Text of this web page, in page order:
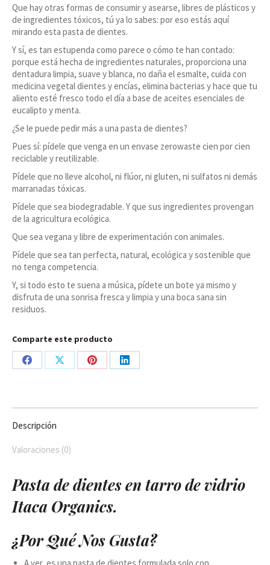
Organics
cantidad
Que hay otras formas de consumir y asearse, libres de plásticos y
de ingredientes tóxicos, tú ya lo sabes: por eso estás aquí
mirando esta pasta de dientes.
Y sí, es tan estupenda como parece o cómo te han contado:
porque está hecha de ingredientes naturales, proporciona una
dentadura limpia, suave y blanca, no daña el esmalte, cuida con
medicina vegetal dientes y encías, elimina bacterias y hace que tu
aliento esté fresco todo el día a base de aceites esenciales de
eucalipto y menta.
¿Se le puede pedir más a una pasta de dientes?
Pues sí: pídele que venga en un envase zerowaste cien por cien
reciclable y reutilizable.
Pídele que no lleve alcohol, ni flúor, ni gluten, ni sulfatos ni demás
marranadas tóxicas.
Pídele que sea biodegradable. Y que sus ingredientes provengan
de la agricultura ecológica.
Que sea vegana y libre de experimentación con animales.
Pídele que sea tan perfecta, natural, ecológica y sostenible que
no tenga competencia.
Y, si todo esto te suena a música, pídete un bote ya mismo y
disfruta de una sonrisa fresca y limpia y una boca sana sin
residuos.
Comparte este producto
Share
Share
Share
Share
Descripción
Valoraciones (0)
Pasta de dientes en tarro de vidrio
Itaca Organics.
¿Por Qué Nos Gusta?